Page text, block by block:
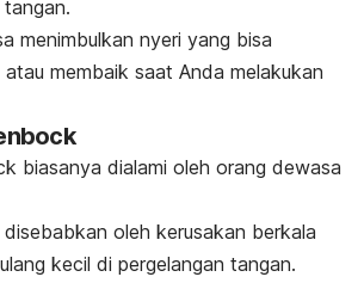
menimbulkan nyeri yang bisa
membaik saat Anda melakukan
biasanya dialami oleh orang dewasa
oleh kerusakan berkala
kecil di pergelangan tangan.